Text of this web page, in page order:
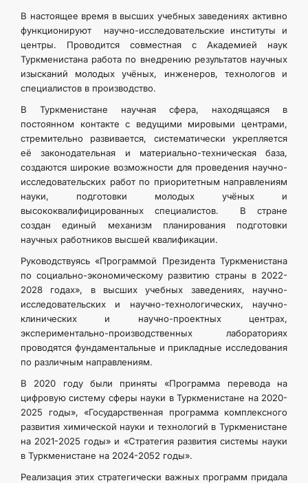
В настоящее время в высших учебных заведениях активно
функционируют научно-исследовательские институты и
центры. Проводится совместная с Академией наук
Туркменистана работа по внедрению результатов научных
изысканий молодых учёных, инженеров, технологов и
специалистов в производство.
В Туркменистане научная сфера, находящаяся в
постоянном контакте с ведущими мировыми центрами,
стремительно развивается, систематически укрепляется
её законодательная и материально-техническая база,
создаются широкие возможности для проведения научно-
исследовательских работ по приоритетным направлениям
науки, подготовки молодых учёных и
высококвалифицированных специалистов. В стране
создан единый механизм планирования подготовки
научных работников высшей квалификации.
Руководствуясь «Программой Президента Туркменистана
по социально-экономическому развитию страны в 2022-
2028 годах», в высших учебных заведениях, научно-
исследовательских и научно-технологических, научно-
клинических и научно-проектных центрах,
экспериментально-производственных лабораториях
проводятся фундаментальные и прикладные исследования
по различным направлениям.
В 2020 году были приняты «Программа перевода на
цифровую систему сферы науки в Туркменистане на 2020-
2025 годы», «Государственная программа комплексного
развития химической науки и технологий в Туркменистане
на 2021-2025 годы» и «Стратегия развития системы науки
в Туркменистане на 2024-2052 годы».
Реализация этих стратегически важных программ придала